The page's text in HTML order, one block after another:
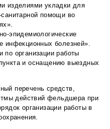
изделиями укладки для
помощи во
эпидемиологические
инфекционных болезней».
по организации работы
и оснащению выездных
перечень средств,
действий фельдшера при
организации работы в